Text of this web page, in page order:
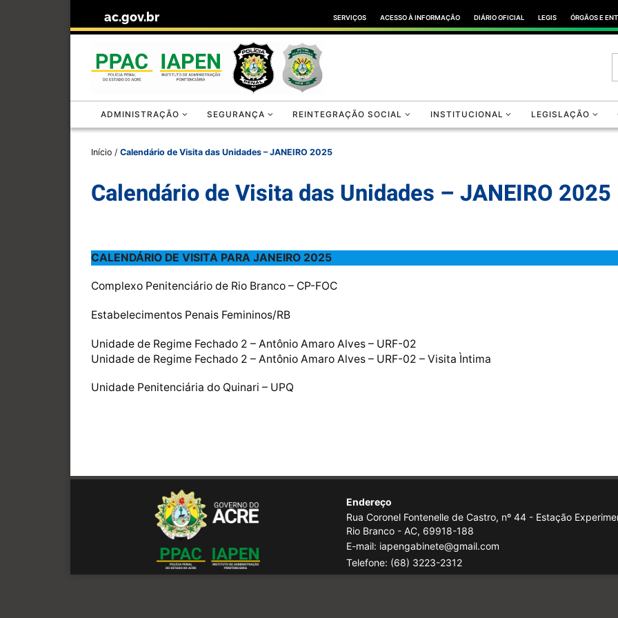
ac.gov.br SERVIÇOS ACESSO À INFORMAÇÃO DIÁRIO OFICIAL LEGIS ÓRGÃOS E
ADMINISTRAÇÃO SEGURANÇA REINTEGRAÇÃO SOCIAL INSTITUCIONAL LEGISLAÇÃO
Início / Calendário de Visita das Unidades – JANEIRO 2025
Calendário de Visita das Unidades – JANEIRO 2025
CALENDÁRIO DE VISITA PARA JANEIRO 2025
Complexo Penitenciário de Rio Branco – CP-FOC
Estabelecimentos Penais Femininos/RB
Unidade de Regime Fechado 2 – Antônio Amaro Alves – URF-02
Unidade de Regime Fechado 2 – Antônio Amaro Alves – URF-02 – Visita Ìntima
Unidade Penitenciária do Quinari – UPQ
Endereço
Rua Coronel Fontenelle de Castro, nº 44 - Estação
Rio Branco - AC, 69918-188
E-mail: iapengabinete@gmail.com
Telefone: (68) 3223-2312